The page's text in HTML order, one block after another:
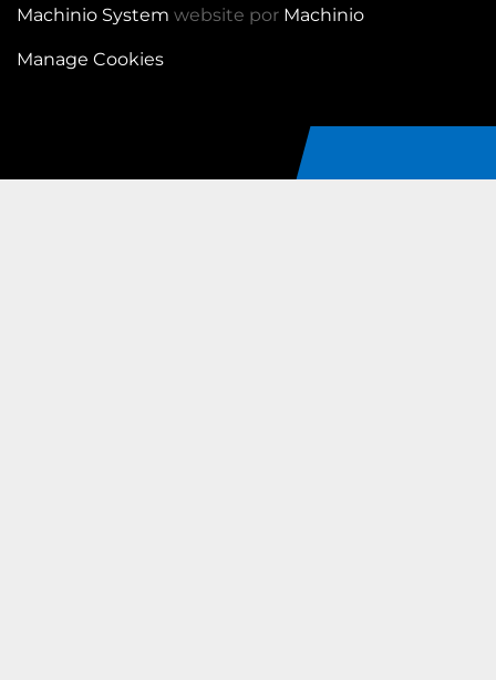
Machinio System website por Machinio
Manage Cookies